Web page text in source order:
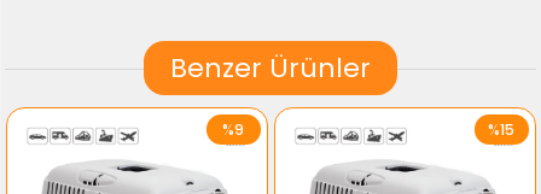
Benzer Ürünler
%9 %15